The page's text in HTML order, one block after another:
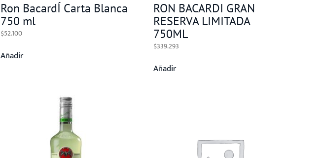
Ron BacardÍ Carta Blanca
750 ml
$52.100
Añadir
RON BACARDI GRAN
RESERVA LIMITADA
750ML
$339.293
Añadir